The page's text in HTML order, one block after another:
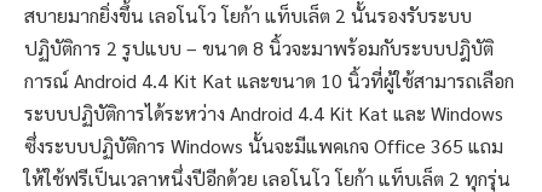
สบายมากยิ่งขึ้น เลอโนโว โยก้า แท็บเล็ต 2 นั้นรองรับระบบ
ปฏิบัติการ 2 รูปแบบ – ขนาด 8 นิ้วจะมาพร้อมกับระบบปฎิบัติ
การณ์ Android 4.4 Kit Kat และขนาด 10 นิ้วที่ผู้ใช้สามารถเลือก
ระบบปฏิบัติการได้ระหว่าง Android 4.4 Kit Kat และ Windows
ซึ่งระบบปฏิบัติการ Windows นั้นจะมีแพคเกจ Office 365 แถม
ให้ใช้ฟรีเป็นเวลาหนึ่งปีอีกด้วย เลอโนโว โยก้า แท็บเล็ต 2 ทุกรุ่น